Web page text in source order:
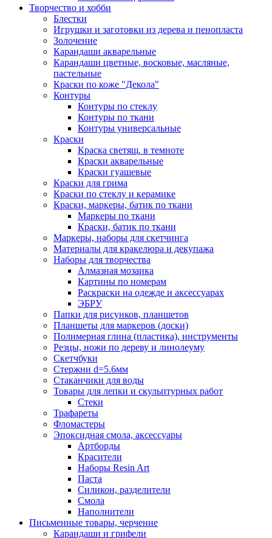
Творчество и хобби
Блестки
Игрушки и заготовки из дерева и пенопласта
Золочение
Карандаши акварельные
Карандаши цветные, восковые, масляные,
пастельные
Краски по коже "Декола"
Контуры
Контуры по стеклу
Контуры по ткани
Контуры универсальные
Краски
Краска светящ. в темноте
Краски акварельные
Краски гуашевые
Краски для грима
Краски по стеклу и керамике
Краски, маркеры, батик по ткани
Маркеры по ткани
Краски, батик по ткани
Маркеры, наборы для скетчинга
Материалы для кракелюра и декупажа
Наборы для творчества
Алмазная мозаика
Картины по номерам
Раскраски на одежде и аксессуарах
ЭБРУ
Папки для рисунков, планшетов
Планшеты для маркеров (доски)
Полимерная глина (пластика), инструменты
Резцы, ножи по дереву и линолеуму
Скетчбуки
Стержни d=5.6мм
Стаканчики для воды
Товары для лепки и скульптурных работ
Стеки
Трафареты
Фломастеры
Эпоксидная смола, аксессуары
Артборды
Красители
Наборы Resin Art
Паста
Силикон, разделители
Смола
Наполнители
Письменные товары, черчение
Карандаши и грифели